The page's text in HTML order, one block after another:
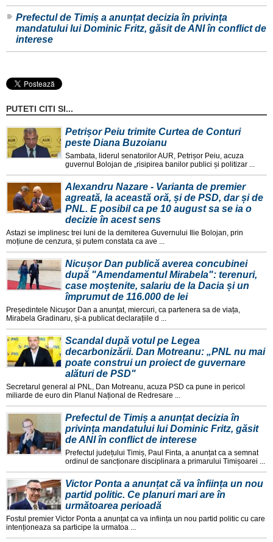
Prefectul de Timiș a anunțat decizia în privința
mandatului lui Dominic Fritz, găsit de ANI în conflict de
interese
PUTETI CITI SI...
Petrișor Peiu trimite Curtea de Conturi
peste Diana Buzoianu
Sambata, liderul senatorilor AUR, Petrișor Peiu, acuza
guvernul Bolojan de „risipirea banilor publici și politizar ...
Alexandru Nazare - Varianta de premier
agreată, la această oră, și de PSD, dar și de
PNL. E posibil ca pe 10 august sa se ia o
decizie în acest sens
Astazi se implinesc trei luni de la demiterea Guvernului Ilie Bolojan, prin
moțiune de cenzura, și putem constata ca ave ...
Nicușor Dan publică averea concubinei
după "Amendamentul Mirabela": terenuri,
case moștenite, salariu de la Dacia și un
împrumut de 116.000 de lei
Președintele Nicușor Dan a anunțat, miercuri, ca partenera sa de viața,
Mirabela Gradinaru, și-a publicat declarațiile d ...
Scandal după votul pe Legea
decarbonizării. Dan Motreanu: „PNL nu mai
poate construi un proiect de guvernare
alături de PSD"
Secretarul general al PNL, Dan Motreanu, acuza PSD ca pune in pericol
miliarde de euro din Planul Național de Redresare ...
Prefectul de Timiș a anunțat decizia în
privința mandatului lui Dominic Fritz, găsit
de ANI în conflict de interese
Prefectul județului Timiș, Paul Finta, a anunțat ca a semnat
ordinul de sancționare disciplinara a primarului Timișoarei ...
Victor Ponta a anunțat că va înființa un nou
partid politic. Ce planuri mari are în
următoarea perioadă
Fostul premier Victor Ponta a anunțat ca va inființa un nou partid politic cu care
intenționeaza sa participe la urmatoa ...